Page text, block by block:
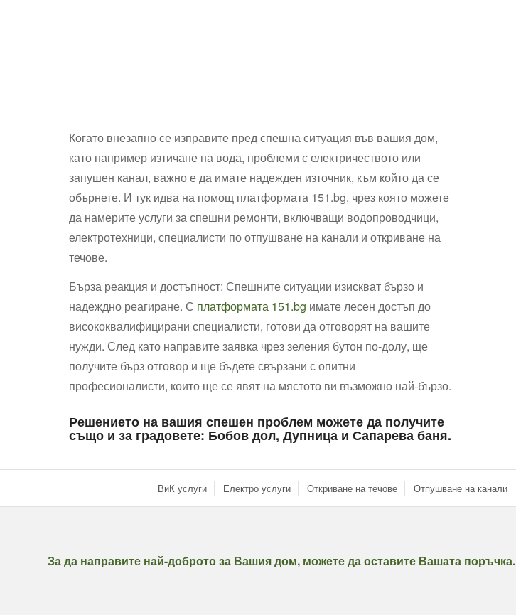
Когато внезапно се изправите пред спешна ситуация във вашия дом,
като например изтичане на вода, проблеми с електричеството или
запушен канал, важно е да имате надежден източник, към който да се
обърнете. И тук идва на помощ платформата 151.bg, чрез която можете
да намерите услуги за спешни ремонти, включващи водопроводчици,
електротехници, специалисти по отпушване на канали и откриване на
течове.
Бърза реакция и достъпност: Спешните ситуации изискват бързо и
надеждно реагиране. С платформата 151.bg имате лесен достъп до
висококвалифицирани специалисти, готови да отговорят на вашите
нужди. След като направите заявка чрез зеления бутон по-долу, ще
получите бърз отговор и ще бъдете свързани с опитни
професионалисти, които ще се явят на мястото ви възможно най-бързо.
Решението на вашия спешен проблем можете да получите
също и за градовете: Бобов дол, Дупница и Сапарева баня.
ВиК услуги Електро услуги Откриване на течове Отпушване на канали
За да направите най-доброто за Вашия дом, можете да оставите Вашата поръчка.